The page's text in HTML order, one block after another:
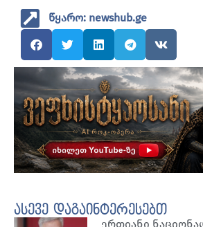
წყარო: newshub.ge
ასევე დაგაინტერესებთ
ერთიანი